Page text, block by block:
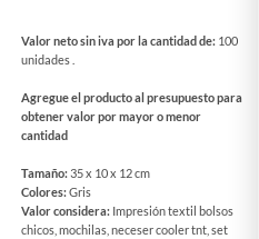
Valor neto sin iva por la cantidad de: 100
unidades .
Agregue el producto al presupuesto para
obtener valor por mayor o menor
cantidad
Tamaño:35 x 10 x 12 cm
Colores:Gris
Valor considera: Impresión textil bolsos
chicos, mochilas, neceser cooler tnt, set